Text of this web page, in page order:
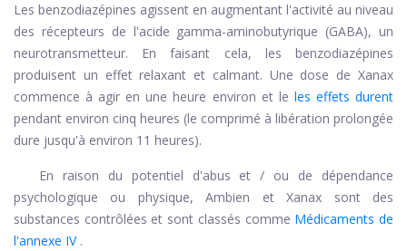
Les benzodiazépines agissent en augmentant l'activité au niveau
des récepteurs de l'acide gamma-aminobutyrique (GABA), un
neurotransmetteur. En faisant cela, les benzodiazépines
produisent un effet relaxant et calmant. Une dose de Xanax
commence à agir en une heure environ et le les effets durent
pendant environ cinq heures (le comprimé à libération prolongée
dure jusqu'à environ 11 heures).
En raison du potentiel d'abus et / ou de dépendance
psychologique ou physique, Ambien et Xanax sont des
substances contrôlées et sont classés comme Médicaments de
l'annexe IV.